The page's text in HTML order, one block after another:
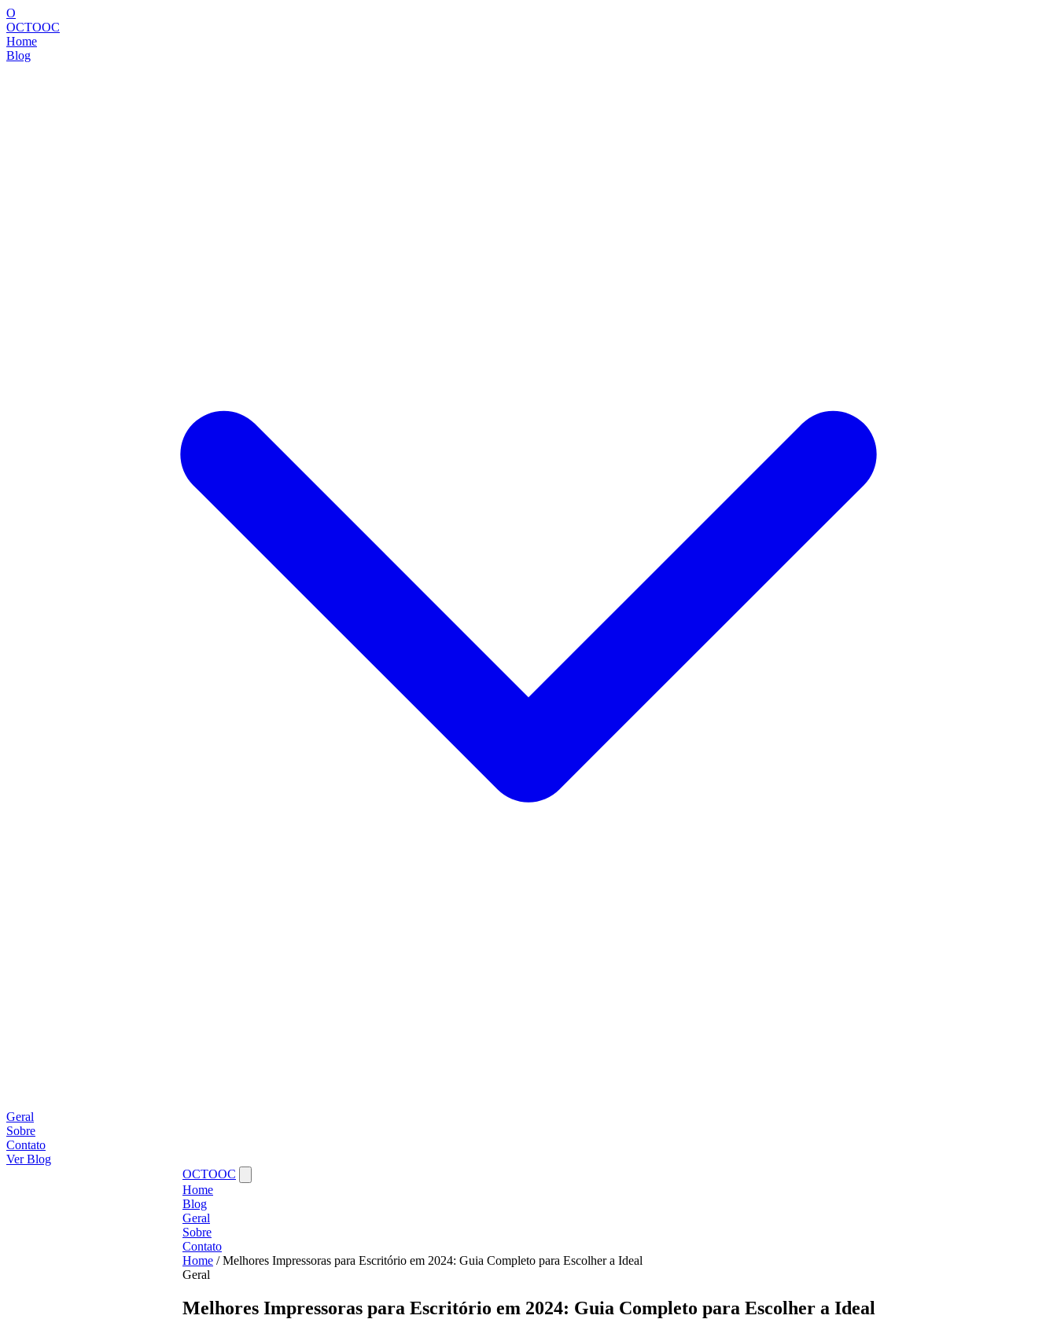
O
OCTOOC
Home
Blog
Geral
Sobre
Contato
Ver Blog
OCTOOC
Home
Blog
Geral
Sobre
Contato
Home / Melhores Impressoras para Escritório em 2024: Guia Completo para Escolher a Ideal
Geral
Melhores Impressoras para Escritório em 2024: Guia Completo para Escolher a Ideal